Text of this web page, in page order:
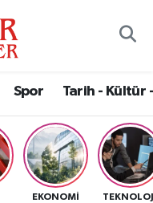
Spor Tarih - Kültür
EKONOMI